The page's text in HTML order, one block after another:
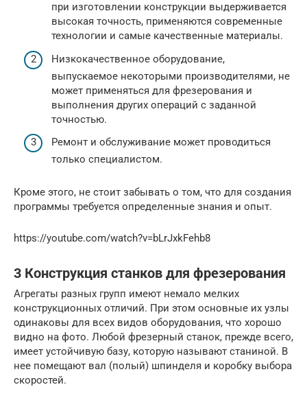
при изготовлении конструкции выдерживается
высокая точность, применяются современные
технологии и самые качественные материалы.
Низкокачественное оборудование,
выпускаемое некоторыми производителями, не
может применяться для фрезерования и
выполнения других операций с заданной
точностью.
Ремонт и обслуживание может проводиться
только специалистом.
Кроме этого, не стоит забывать о том, что для создания
программы требуется определенные знания и опыт.
https://youtube.com/watch?v=bLrJxkFehb8
3 Конструкция станков для фрезерования
Агрегаты разных групп имеют немало мелких
конструкционных отличий. При этом основные их узлы
одинаковы для всех видов оборудования, что хорошо
видно на фото. Любой фрезерный станок, прежде всего,
имеет устойчивую базу, которую называют станиной. В
нее помещают вал (полый) шпинделя и коробку выбора
скоростей.